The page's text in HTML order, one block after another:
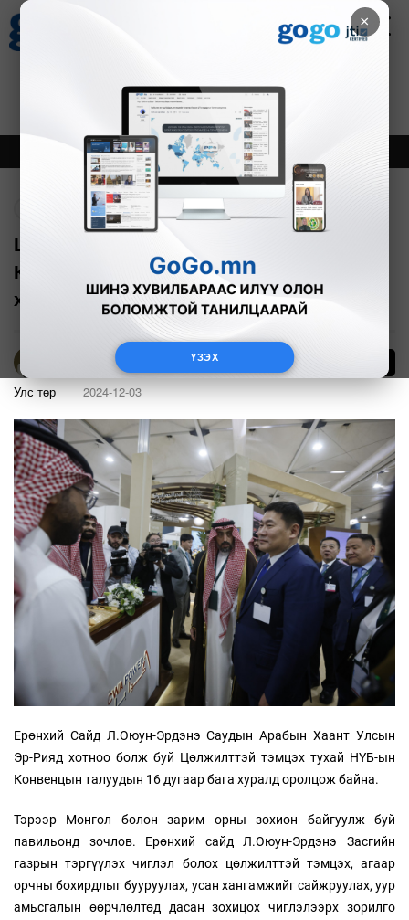
×
ҮЗЭХ
Зурхай
8.07
Онцлох Шинэ
Цөлжилттэй тэмцэх тухай НҮБ-ын
Конвенцын талуудын 16 дугаар бага
хурал эхэлжээ
Б.Эрдэнэчимэг
Улс төр 2024-12-03
Ерөнхий Сайд Л.Оюун-Эрдэнэ Саудын Арабын Хаант Улсын
Эр-Рияд хотноо болж буй Цөлжилттэй тэмцэх тухай НҮБ-ын
Конвенцын талуудын 16 дугаар бага хуралд оролцож байна.
Тэрээр Монгол болон зарим орны зохион байгуулж буй
павильонд зочлов. Ерөнхий сайд Л.Оюун-Эрдэнэ Засгийн
газрын тэргүүлэх чиглэл болох цөлжилттэй тэмцэх, агаар
орчны бохирдлыг бууруулах, усан хангамжийг сайжруулах, уур
амьсгалын өөрчлөлтөд дасан зохицох чиглэлээрх зорилго